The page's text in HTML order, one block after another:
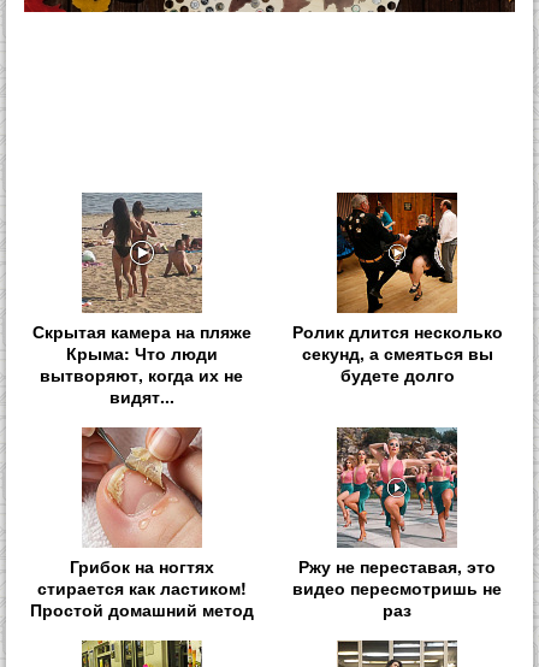
Скрытая камера на пляже
Крыма: Что люди
вытворяют, когда их не
видят...
Ролик длится несколько
секунд, а смеяться вы
будете долго
Грибок на ногтях
стирается как ластиком!
Простой домашний метод
Ржу не переставая, это
видео пересмотришь не
раз